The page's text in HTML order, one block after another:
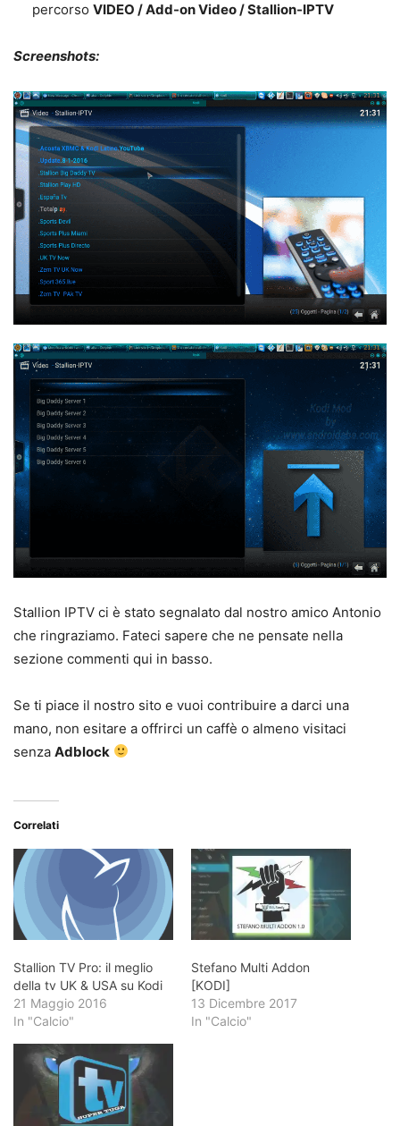
percorso VIDEO / Add-on Video / Stallion-IPTV
Screenshots:
Stallion IPTV ci è stato segnalato dal nostro amico Antonio
che ringraziamo. Fateci sapere che ne pensate nella
sezione commenti qui in basso.
Se ti piace il nostro sito e vuoi contribuire a darci una
mano, non esitare a offrirci un caffè o almeno visitaci
senza Adblock
Correlati
Stallion TV Pro: il meglio
della tv UK & USA su Kodi
21 Maggio 2016
In "Calcio"
Stefano Multi Addon
[KODI]
13 Dicembre 2017
In "Calcio"